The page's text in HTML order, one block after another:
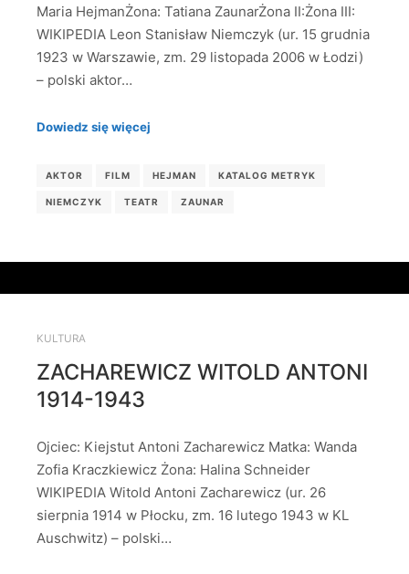
Maria HejmanŻona: Tatiana ZaunarŻona II:Żona III:
WIKIPEDIA Leon Stanisław Niemczyk (ur. 15 grudnia
1923 w Warszawie, zm. 29 listopada 2006 w Łodzi)
– polski aktor…
Dowiedz się więcej
AKTOR FILM HEJMAN KATALOG METRYK
NIEMCZYK TEATR ZAUNAR
KULTURA
ZACHAREWICZ WITOLD ANTONI
1914-1943
Ojciec: Kiejstut Antoni Zacharewicz Matka: Wanda
Zofia Kraczkiewicz Żona: Halina Schneider
WIKIPEDIA Witold Antoni Zacharewicz (ur. 26
sierpnia 1914 w Płocku, zm. 16 lutego 1943 w KL
Auschwitz) – polski…